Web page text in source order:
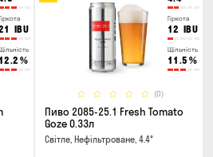
IBU
12.2 %
Гіркота
12 IBU
Щільність
11.5 %
(0)
Пиво 2085-25.1 Fresh Tomato
Goze 0.33л
Світле, Нефільтроване, 4.4°